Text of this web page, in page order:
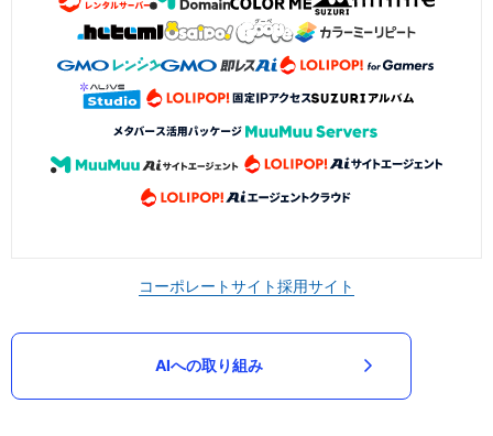
コーポレートサイト採用サイト
AIへの取り組み